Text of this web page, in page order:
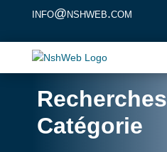
info@nshweb.com
Recherches
Catégorie